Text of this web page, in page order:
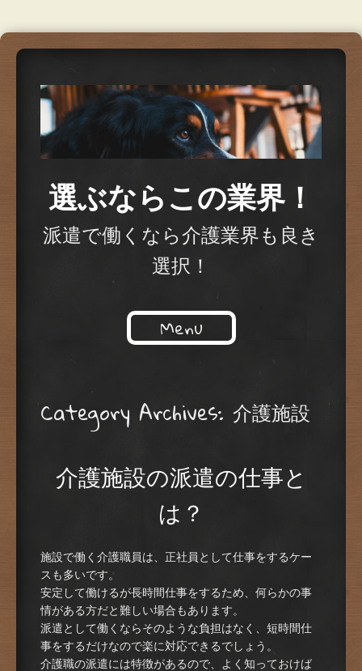
選ぶならこの業界！
派遣で働くなら介護業界も良き
選択！
Menu
Category Archives: 介護施設
介護施設の派遣の仕事と
は？
施設で働く介護職員は、正社員として仕事をするケー
スも多いです。
安定して働けるが長時間仕事をするため、何らかの事
情がある方だと難しい場合もあります。
派遣として働くならそのような負担はなく、短時間仕
事をするだけなので楽に対応できるでしょう。
介護職の派遣には特徴があるので、よく知っておけば